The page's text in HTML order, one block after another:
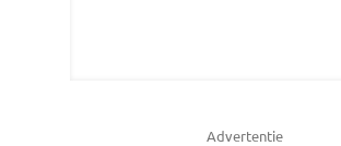
Advertentie